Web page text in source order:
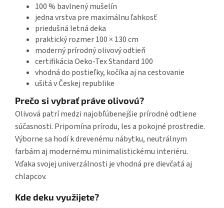
100 % bavlnený mušelín
jedna vrstva pre maximálnu ľahkosť
priedušná letná deka
praktický rozmer 100 × 130 cm
moderný prírodný olivový odtieň
certifikácia Oeko-Tex Standard 100
vhodná do postieľky, kočíka aj na cestovanie
ušitá v Českej republike
Prečo si vybrať práve olivovú?
Olivová patrí medzi najobľúbenejšie prírodné odtiene
súčasnosti. Pripomína prírodu, les a pokojné prostredie.
Výborne sa hodí k drevenému nábytku, neutrálnym
farbám aj modernému minimalistickému interiéru.
Vďaka svojej univerzálnosti je vhodná pre dievčatá aj
chlapcov.
Kde deku využijete?